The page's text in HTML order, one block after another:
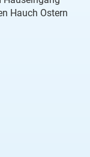
Hauch Ostern